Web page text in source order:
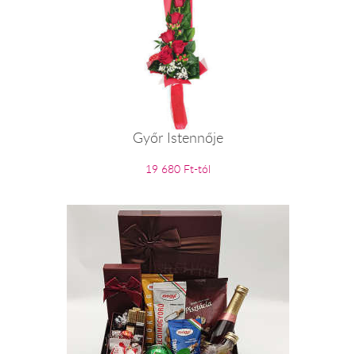
Győr Istennője
19 680 Ft-tól